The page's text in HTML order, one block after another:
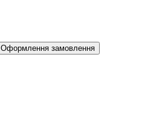
Оформлення замовлення